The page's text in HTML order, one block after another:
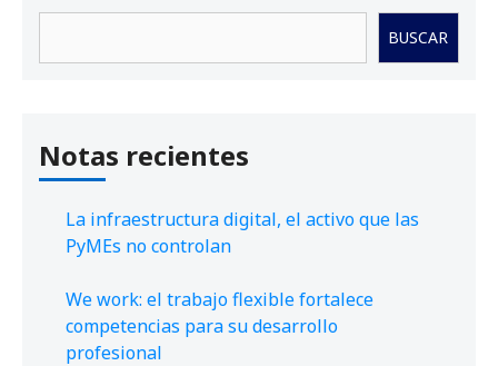
BUSCAR
Notas recientes
La infraestructura digital, el activo que las
PyMEs no controlan
We work: el trabajo flexible fortalece
competencias para su desarrollo
profesional